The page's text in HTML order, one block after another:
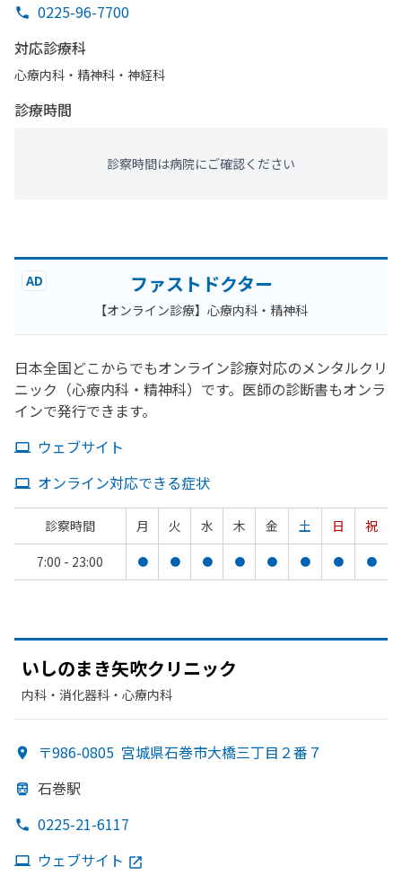
0225-96-7700
対応診療科
心療内科・​精神科・神経科
診療時間
診察時間は病院にご確認ください
AD ファストドクター
【オンライン診療】心療内科・精神科
日本全国どこからでもオンライン診療対応のメンタルクリ
ニック（心療内科・精神科）です。医師の診断書もオンラ
インで発行できます。
ウェブサイト
オンライン対応できる症状
診察時間 月 火 水 木 金 土 日
祝
7:00 - 23:00
● ● ● ● ● ● ● ●
いしのまき矢吹クリニック
内科・​消化器科・​心療内科
〒986-0805 宮城県石巻市大橋三丁目２番７
石巻駅
0225-21-6117
ウェブサイト